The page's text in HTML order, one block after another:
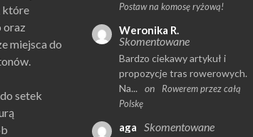
które
oraz
miejsca do
setek
Postaw na komosę ryżową!
Weronika R.
Skomentowane
Bardzo ciekawy artykuł i
propozycje tras rowerowych.
Na...
on
Rowerem przez całą
Polskę
aga Skomentowane